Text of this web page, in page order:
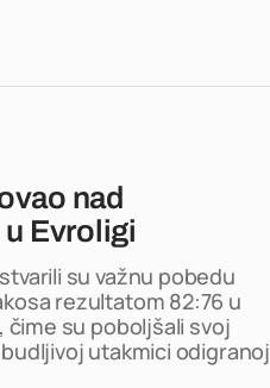
nad
Evroligi
su važnu pobedu
rezultatom 82:76 u
čime su poboljšali svoj
utakmici odigranoj